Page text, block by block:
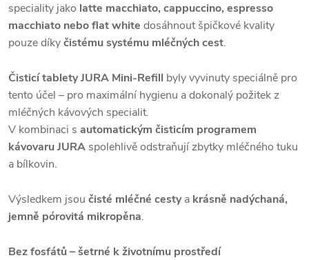
speciality jako latte macchiato, cappuccino, espresso
macchiato nebo flat white dosáhnout špičkové kvality
pouze díkyčistému systému mléčných cest.
Čisticí tablety JURA Mini-Refill byly vyvinuty speciálně pro
tento účel – pro maximální hygienu a dokonalý požitek z
mléčných kávových specialit.
V kombinaci s automatickým čisticím programem
kávovaru JURA spolehlivě odstraňují zbytky mléčného tuku
a bílkovin.
Výsledkem jsou čisté mléčné cestya krásně nadýchaná,
jemně pórovitá mikropěna.
Bez fosfátů – šetrné k životnímu prostředí